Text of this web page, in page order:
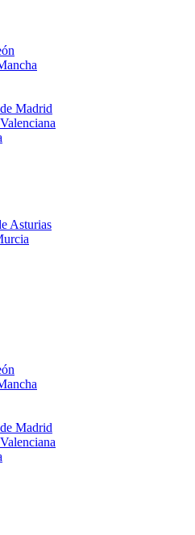
Madrid
Asturias
Madrid